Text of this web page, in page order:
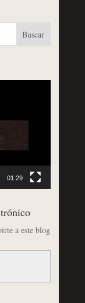
01:29
a este blog